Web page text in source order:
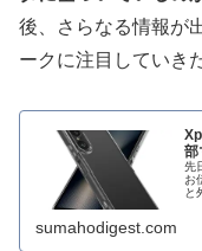
後、さらなる情報が
ークに注目していき
部
先
お
と
sumahodigest.com